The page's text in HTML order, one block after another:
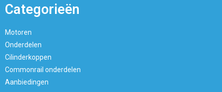
Categorieën
Motoren
Onderdelen
Cilinderkoppen
Commonrail onderdelen
Aanbiedingen